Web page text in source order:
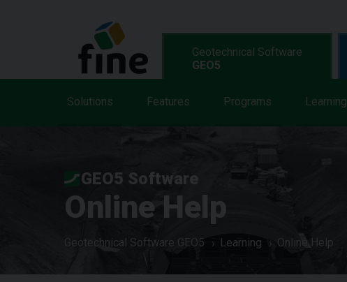
Geotechnical Software
GEO5
Solutions Features Programs Learning
GEO5 Software
Online Help
Geotechnical Software GEO5 Learning Online Help